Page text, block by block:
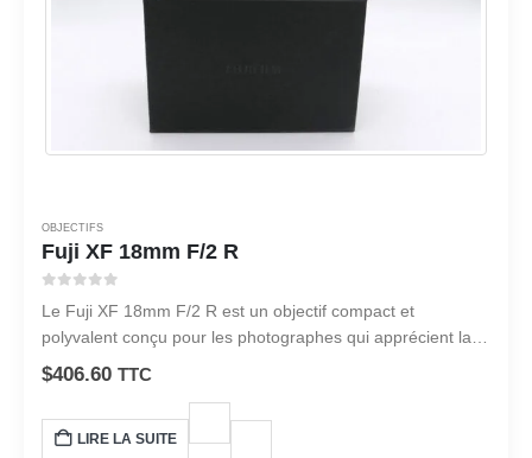
OBJECTIFS
Fuji XF 18mm F/2 R
Le Fuji XF 18mm F/2 R est un objectif compact et
polyvalent conçu pour les photographes qui apprécient la
portabilité et la qualité d’image.
$406.60 TTC
LIRE LA SUITE